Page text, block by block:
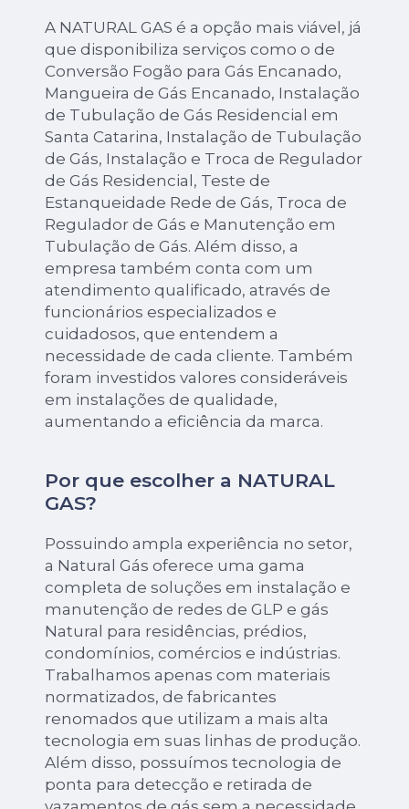
A NATURAL GAS é a opção mais viável, já
que disponibiliza serviços como o de
Conversão Fogão para Gás Encanado,
Mangueira de Gás Encanado, Instalação
de Tubulação de Gás Residencial em
Santa Catarina, Instalação de Tubulação
de Gás, Instalação e Troca de Regulador
de Gás Residencial, Teste de
Estanqueidade Rede de Gás, Troca de
Regulador de Gás e Manutenção em
Tubulação de Gás. Além disso, a
empresa também conta com um
atendimento qualificado, através de
funcionários especializados e
cuidadosos, que entendem a
necessidade de cada cliente. Também
foram investidos valores consideráveis
em instalações de qualidade,
aumentando a eficiência da marca.
Por que escolher a NATURAL
GAS?
Possuindo ampla experiência no setor,
a Natural Gás oferece uma gama
completa de soluções em instalação e
manutenção de redes de GLP e gás
Natural para residências, prédios,
condomínios, comércios e indústrias.
Trabalhamos apenas com materiais
normatizados, de fabricantes
renomados que utilizam a mais alta
tecnologia em suas linhas de produção.
Além disso, possuímos tecnologia de
ponta para detecção e retirada de